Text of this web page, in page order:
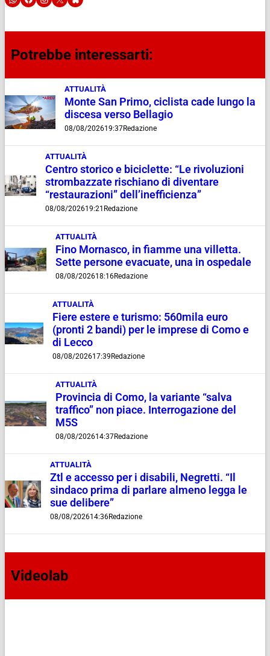
Potrebbe interessarti:
ATTUALITÀ
Monte San Primo, ciclista cade lungo la
discesa verso Bellagio
08/08/202619:37Redazione
ATTUALITÀ
Centro storico e biciclette: “Le rivoluzioni
strombazzate rischiano di diventare
“restaurazioni” dell’inefficienza”
08/08/202619:21 Redazione
ATTUALITÀ
Fino Mornasco, in fiamme una villetta.
Sette persone evacuate, una in ospedale
08/08/202618:16Redazione
ATTUALITÀ
Fiere estere e turismo: 560mila euro
(pronti 2 bandi) per le imprese di Como e
di Lecco
08/08/202617:39 Redazione
ATTUALITÀ
Provincia di Como, la variante “salva
traffico” non piace. Interrogazione del
M5S
08/08/202614:37Redazione
ATTUALITÀ
Ztl e accesso per i disabili, Negretti. “Il
sindaco prima di parlare almeno legga le
sue delibere”
08/08/202614:36Redazione
Videolab